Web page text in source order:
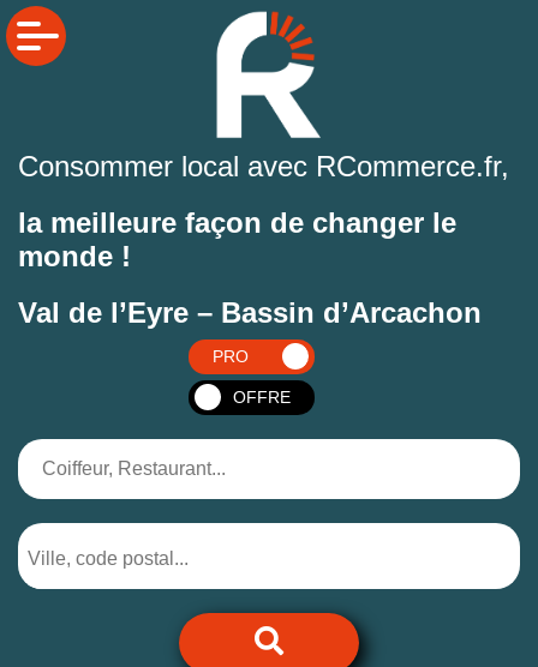
Consommer local avec RCommerce.fr,
la meilleure façon de changer le
monde !
Val de l’Eyre – Bassin d’Arcachon
PRO
OFFRE